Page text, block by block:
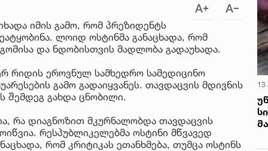
იმის გამო, რომ პრეზიდენტს
ლოიდ ოსტინმა განაცხადა, რომ
და ნდობისთვის მადლობა გადაუხადა.
რიდის ეროვნულ სამხედრო სამედიცინო
გამო გადაიყვანეს. თავდაცვის მდივნის
შემდეგ გახდა ცნობილი.
რა დიაგნოზით მკურნალობდა თავდაცვის
რესპუბლიკელებმა ოსტინი მწვავედ
რომ კრიტიკას ეთანხმება, თუმცა ოსტინს
13